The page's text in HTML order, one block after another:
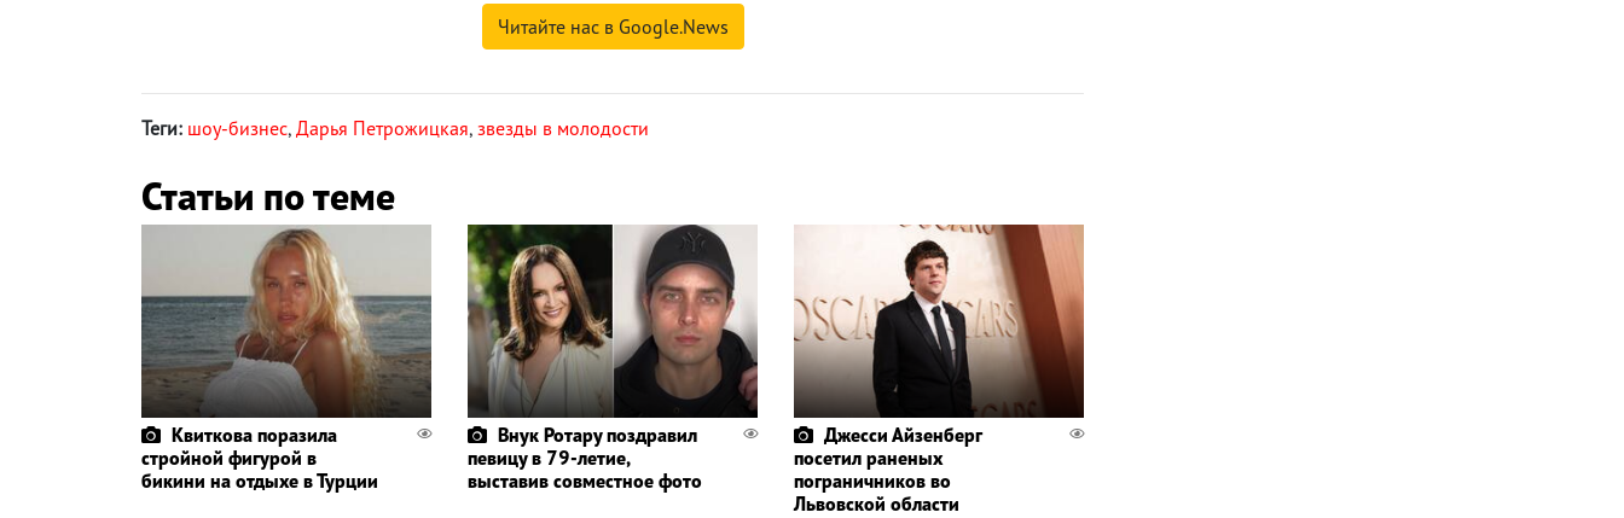
Читайте нас в Google.News
Теги: шоу-бизнес, Дарья Петрожицкая, звезды в молодости
Статьи по теме
Квиткова поразила
стройной фигурой в
бикини на отдыхе в Турции
Внук Ротару поздравил
певицу в 79-летие,
выставив совместное фото
Джесси Айзенберг
посетил раненых
пограничников во
Львовской области